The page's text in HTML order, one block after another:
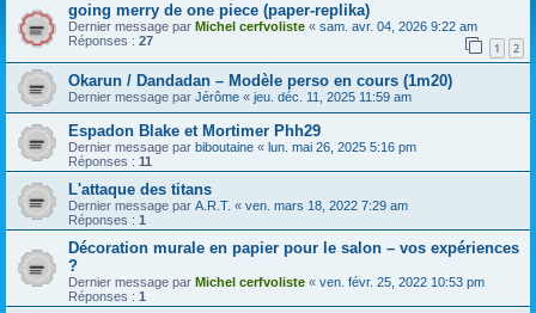
going merry de one piece (paper-replika)
Dernier message par Michel cerfvoliste « sam. avr. 04, 2026 9:22 am
Réponses : 27 1 2
Okarun / Dandadan – Modèle perso en cours (1m20)
Dernier message par Jérôme « jeu. déc. 11, 2025 11:59 am
Espadon Blake et Mortimer Phh29
Dernier message par biboutaine « lun. mai 26, 2025 5:16 pm
Réponses : 11
L'attaque des titans
Dernier message par A.R.T. « ven. mars 18, 2022 7:29 am
Réponses : 1
Décoration murale en papier pour le salon – vos expériences
?
Dernier message par Michel cerfvoliste « ven. févr. 25, 2022 10:53 pm
Réponses : 1